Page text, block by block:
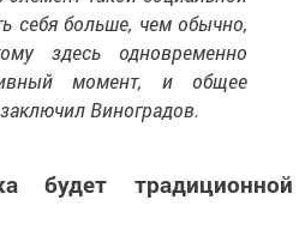
себя больше, чем обычно,
здесь одновременно
момент, и общее
Виноградов.
будет традиционной